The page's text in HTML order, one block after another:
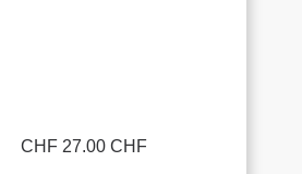
CHF 27.00 CHF